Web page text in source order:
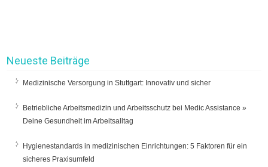
Neueste Beiträge
Medizinische Versorgung in Stuttgart: Innovativ und sicher
Betriebliche Arbeitsmedizin und Arbeitsschutz bei Medic Assistance »
Deine Gesundheit im Arbeitsalltag
Hygienestandards in medizinischen Einrichtungen: 5 Faktoren für ein
sicheres Praxisumfeld